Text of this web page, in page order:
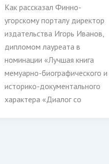
Как рассказал Финно-
угорскому порталу директор
издательства Игорь Иванов,
дипломом лауреата в
номинации «Лучшая книга
мемуарно-биографического и
историко-документального
характера «Диалог со